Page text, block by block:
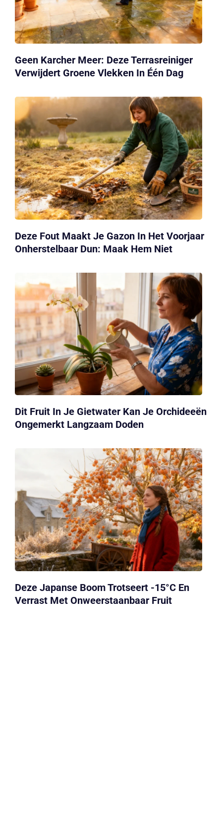
Geen Karcher Meer: Deze Terrasreiniger
Verwijdert Groene Vlekken In Één Dag
Deze Fout Maakt Je Gazon In Het Voorjaar
Onherstelbaar Dun: Maak Hem Niet
Dit Fruit In Je Gietwater Kan Je Orchideeën
Ongemerkt Langzaam Doden
Deze Japanse Boom Trotseert -15°C En
Verrast Met Onweerstaanbaar Fruit